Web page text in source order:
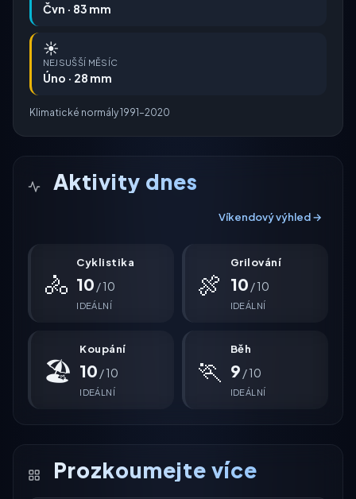
Čvn · 83 mm
☀️
NEJSUŠŠÍ MĚSÍC
Úno · 28 mm
Klimatické normály 1991–2020
Aktivity dnes
Víkendový výhled →
🚴
Cyklistika
10 / 10
IDEÁLNÍ
🍖
Grilování
10 / 10
IDEÁLNÍ
🏖
Koupání
10 / 10
IDEÁLNÍ
🏃
Běh
9 / 10
IDEÁLNÍ
Prozkoumejte více